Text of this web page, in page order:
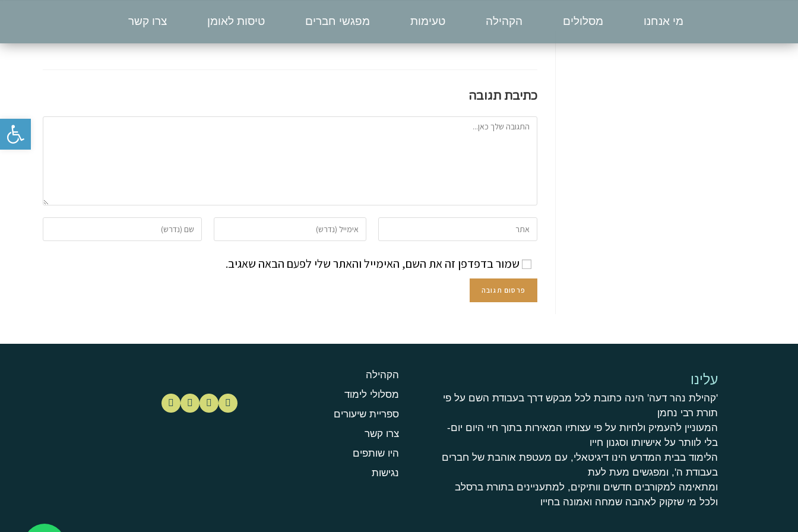
מי אנחנו מסלולים הקהילה טעימות מפגשי חברים טיסות לאומן צרו קשר
כתיבת תגובה
שמור בדפדפן זה את השם, האימייל והאתר שלי לפעם הבאה שאגיב.
עלינו
'קהילת נהר דעה' הינה כתובת לכל מבקש דרך בעבודת השם על פי
תורת רבי נחמן
המעוניין להעמיק ולחיות על פי עצותיו המאירות בתוך חיי היום יום-
בלי לוותר על אישיותו וסגנון חייו
הלימוד בבית המדרש הינו דיגיטאלי, עם מעטפת אוהבת של חברים
בעבודת ה', ומפגשים מעת לעת
ומתאימה למקורבים חדשים וותיקים, למתעניינים בתורת ברסלב
ולכל מי שזקוק לאהבה שמחה ואמונה בחייו
הקהילה
מסלולי לימוד
ספריית שיעורים
צרו קשר
היו שותפים
נגישות
פתח סרגל נגישות